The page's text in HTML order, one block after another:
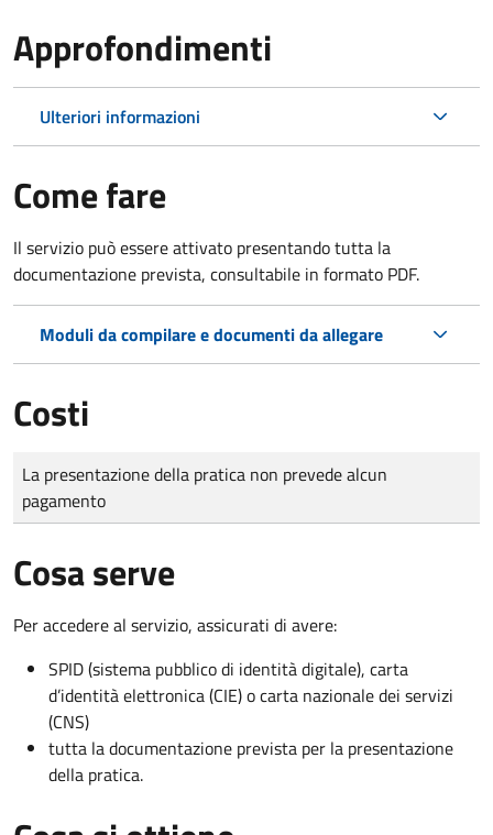
Approfondimenti
Ulteriori informazioni
Come fare
Il servizio può essere attivato presentando tutta la
documentazione prevista, consultabile in formato PDF.
Moduli da compilare e documenti da allegare
Costi
Tipo di pagamento
Importo
La presentazione della pratica non prevede alcun
pagamento
Cosa serve
Per accedere al servizio, assicurati di avere:
SPID (sistema pubblico di identità digitale), carta
d’identità elettronica (CIE) o carta nazionale dei servizi
(CNS)
tutta la documentazione prevista per la presentazione
della pratica.